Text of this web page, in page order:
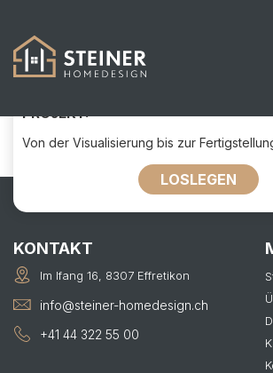
PROJEKT:
Von der Visualisierung bis zur
LOSLEGEN
KONTAKT
Im Ifang 16, 8307 Effretikon
info@steiner-homedesign.ch
+41 44 322 55 00